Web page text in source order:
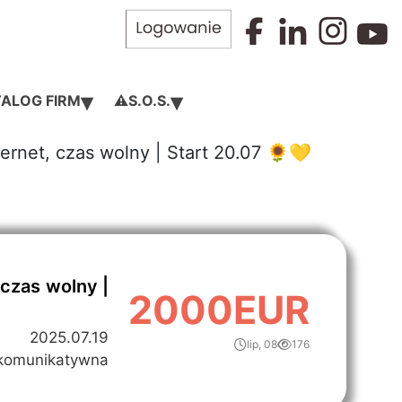
FIRM▾ ⚠️S.O.S.▾
czas wolny | Start 20.07 🌻💛
wolny |
2025.07.19
2000EUR
lip, 08 176